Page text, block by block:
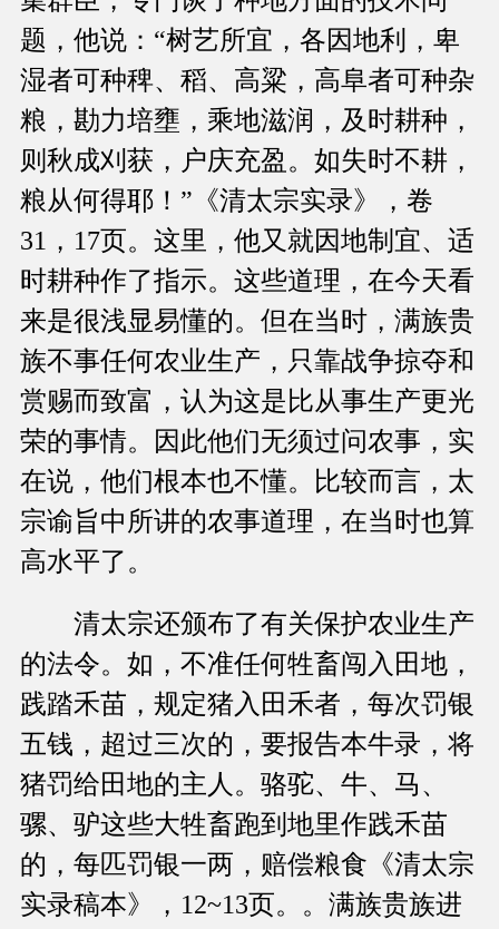
题，他说：“树艺所宜，各因地利，卑
湿者可种稗、稻、高粱，高阜者可种杂
粮，勘力培壅，乘地滋润，及时耕种，
则秋成刈获，户庆充盈。如失时不耕，
粮从何得耶！”《清太宗实录》，卷
31，17页。这里，他又就因地制宜、适
时耕种作了指示。这些道理，在今天看
来是很浅显易懂的。但在当时，满族贵
族不事任何农业生产，只靠战争掠夺和
赏赐而致富，认为这是比从事生产更光
荣的事情。因此他们无须过问农事，实
在说，他们根本也不懂。比较而言，太
宗谕旨中所讲的农事道理，在当时也算
高水平了。
清太宗还颁布了有关保护农业生产
的法令。如，不准任何牲畜闯入田地，
践踏禾苗，规定猪入田禾者，每次罚银
五钱，超过三次的，要报告本牛录，将
猪罚给田地的主人。骆驼、牛、马、
骡、驴这些大牲畜跑到地里作践禾苗
的，每匹罚银一两，赔偿粮食《清太宗
实录稿本》，12~13页。。满族贵族进